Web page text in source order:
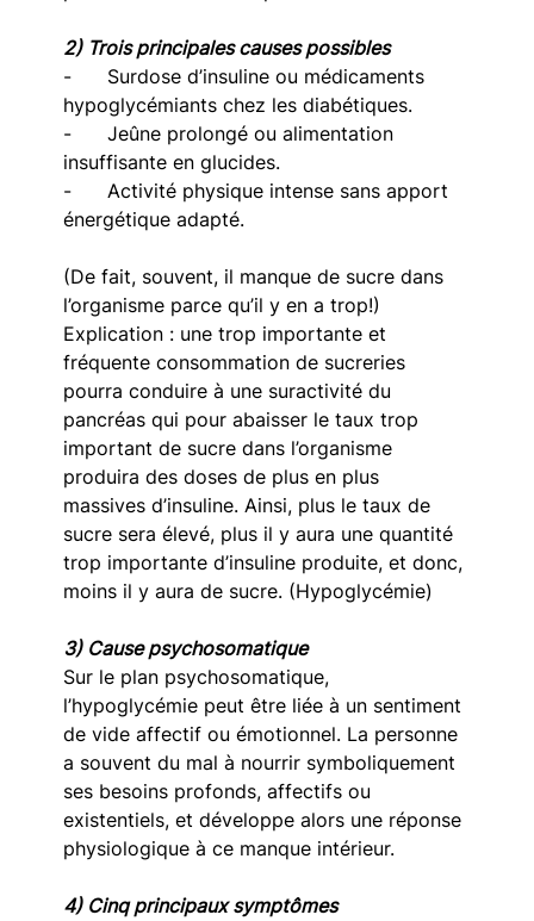
2) Trois principales causes possibles
-      Surdose d’insuline ou médicaments
hypoglycémiants chez les diabétiques.
-      Jeûne prolongé ou alimentation
insuffisante en glucides.
-      Activité physique intense sans apport
énergétique adapté.
(De fait, souvent, il manque de sucre dans
l’organisme parce qu’il y en a trop!)
Explication : une trop importante et
fréquente consommation de sucreries
pourra conduire à une suractivité du
pancréas qui pour abaisser le taux trop
important de sucre dans l’organisme
produira des doses de plus en plus
massives d’insuline. Ainsi, plus le taux de
sucre sera élevé, plus il y aura une quantité
trop importante d’insuline produite, et donc,
moins il y aura de sucre. (Hypoglycémie)
3) Cause psychosomatique
Sur le plan psychosomatique,
l’hypoglycémie peut être liée à un sentiment
de vide affectif ou émotionnel. La personne
a souvent du mal à nourrir symboliquement
ses besoins profonds, affectifs ou
existentiels, et développe alors une réponse
physiologique à ce manque intérieur.
4) Cinq principaux symptômes